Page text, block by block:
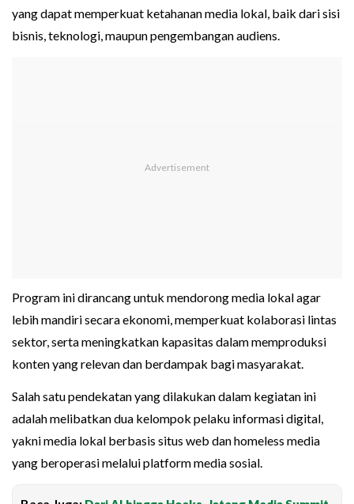
yang dapat memperkuat ketahanan media lokal, baik dari sisi
bisnis, teknologi, maupun pengembangan audiens.
Program ini dirancang untuk mendorong media lokal agar
lebih mandiri secara ekonomi, memperkuat kolaborasi lintas
sektor, serta meningkatkan kapasitas dalam memproduksi
konten yang relevan dan berdampak bagi masyarakat.
Salah satu pendekatan yang dilakukan dalam kegiatan ini
adalah melibatkan dua kelompok pelaku informasi digital,
yakni media lokal berbasis situs web dan homeless media
yang beroperasi melalui platform media sosial.